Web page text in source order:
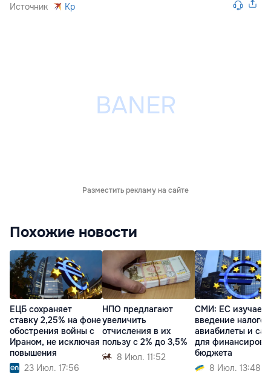
Источник Kp
Разместить рекламу на сайте
Похожие новости
ЕЦБ сохраняет
ставку 2,25% на фоне
обострения войны с
Ираном, не исключая
повышения
23 Июл. 17:56
НПО предлагают
увеличить
отчисления в их
пользу с 2% до 3,5%
8 Июл. 11:52
СМИ: ЕС изучает
введение
авиабилеты и
для
бюджета
8 Июл. 13:48